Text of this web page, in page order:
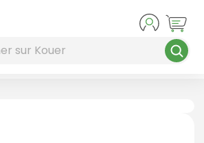
sur Kouer